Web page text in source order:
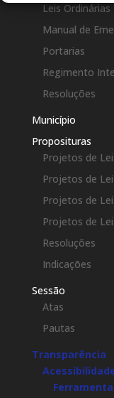
Leis Ordinárias
Manual de
Portarias
Regimento
Resoluções
Município
Proposituras
Projetos de
Projetos de
Projetos de
Projetos de
Resoluções
Indicações
Sessão
Atas
Pautas
Transparência